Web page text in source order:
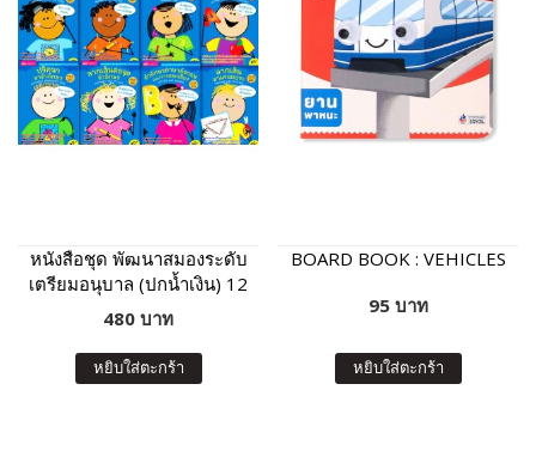
หนังสือชุด พัฒนาสมองระดับ
เตรียมอนุบาล (ปกน้ำเงิน) 12
เล่ม
480 บาท
หยิบใส่ตะกร้า
BOARD BOOK : VEHICLES
95 บาท
หยิบใส่ตะกร้า